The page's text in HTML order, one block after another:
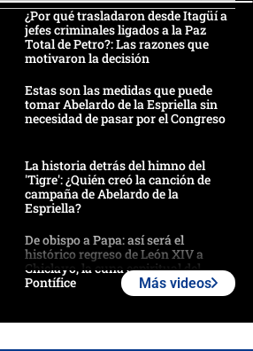
¿Por qué trasladaron desde Itagüí a
jefes criminales ligados a la Paz
Total de Petro?: Las razones que
motivaron la decisión
Estas son las medidas que puede
tomar Abelardo de la Espriella sin
necesidad de pasar por el Congreso
La historia detrás del himno del
'Tigre': ¿Quién creó la canción de
campaña de Abelardo de la
Espriella?
De obispo a Papa: así será el
histórico regreso de León XIV a
Chiclayo, la cuna espiritual del
Pontífice
Más videos